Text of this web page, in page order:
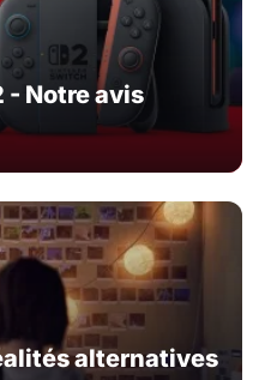
- Notre avis
alternatives